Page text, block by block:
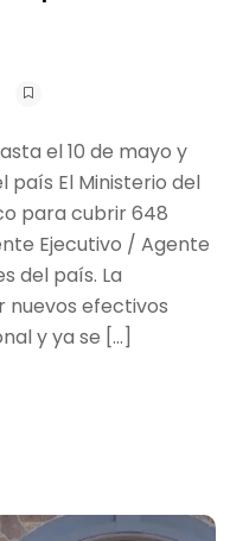
el 10 de mayo y
El Ministerio del
para cubrir 648
Ejecutivo / Agente
del país. La
efectivos
y ya se […]